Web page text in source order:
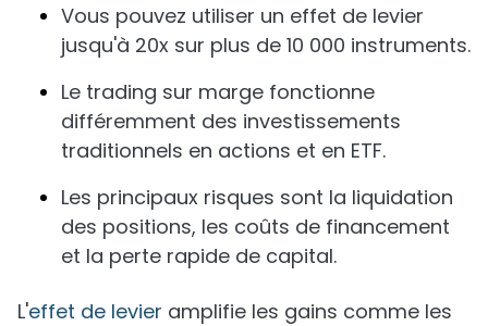
Vous pouvez utiliser un effet de levier
jusqu'à 20x sur plus de 10 000 instruments.
Le trading sur marge fonctionne
différemment des investissements
traditionnels en actions et en ETF.
Les principaux risques sont la liquidation
des positions, les coûts de financement
et la perte rapide de capital.
L'effet de levier amplifie les gains comme les